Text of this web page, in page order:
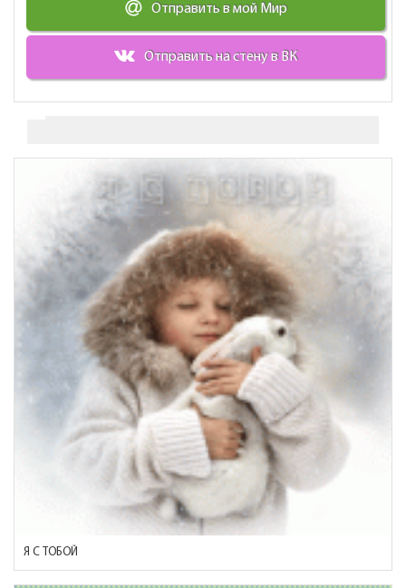
Отправить в мой Мир
Отправить на стену в ВК
Я С ТОБОЙ